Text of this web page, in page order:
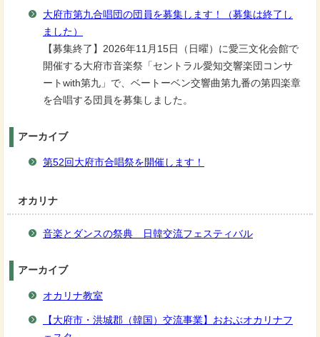
大府市第九合唱団の団員を募集します！（募集は終了し
ました）
【募集終了】2026年11月15日（日曜）に愛三文化会館で
開催する大府市音楽祭「セントラル愛知交響楽団コンサ
ートwith第九」で、ベートーベン交響曲第九番の第四楽章
を合唱する団員を募集しました。
アーカイブ
第52回大府市合唱祭を開催します！
オカリナ
音楽とダンスの祭典 日韓交流フェスティバル
アーカイブ
オカリナ教室
【大府市・洪城郡（韓国）交流事業】おおぶオカリナフ